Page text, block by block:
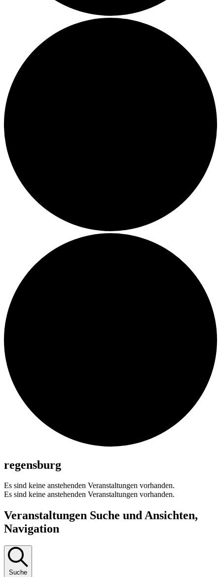
regensburg
Es sind keine anstehenden Veranstaltungen vorhanden.
Es sind keine anstehenden Veranstaltungen vorhanden.
Veranstaltungen Suche und Ansichten,
Navigation
Suche